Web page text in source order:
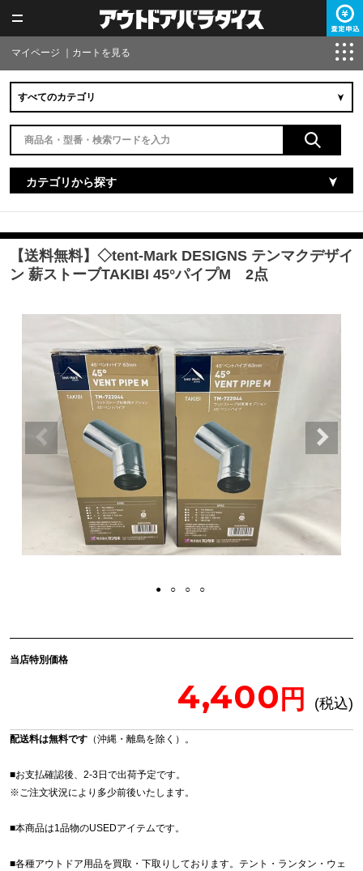
マイページ カートを見る
カテゴリから探す
【送料無料】◇tent-Mark DESIGNS テンマクデザイ
ン 薪ストーブTAKIBI 45°パイプM 2点
当店特別価格
4,400
配送料は無料です （沖縄・離島を除く）。
■お支払確認後、2-3日で出荷予定です。
※ご注文状況により多少前後いたします。
■本商品は1品物のUSEDアイテムです。
■各種アウトドア用品を買取・下取りしております。テント・ランタン・ウェ